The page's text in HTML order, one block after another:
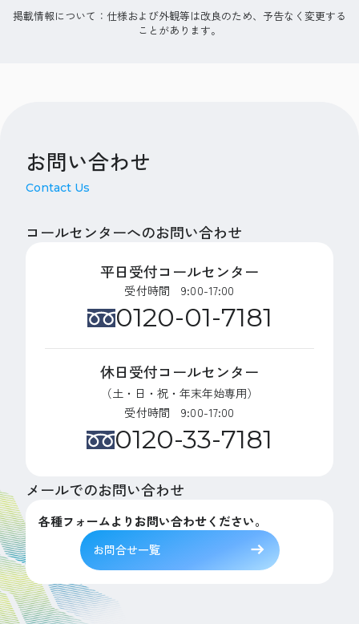
掲載情報について：仕様および外観等は改良のため、予告なく変更する
ことがあります。
お問い合わせ
Contact Us
コールセンターへのお問い合わせ
平日受付コールセンター
受付時間 9:00-17:00
0120-01-7181
休日受付コールセンター
（土・日・祝・年末年始専用）
受付時間 9:00-17:00
0120-33-7181
メールでのお問い合わせ
各種フォームよりお問い合わせください。
お問合せ一覧